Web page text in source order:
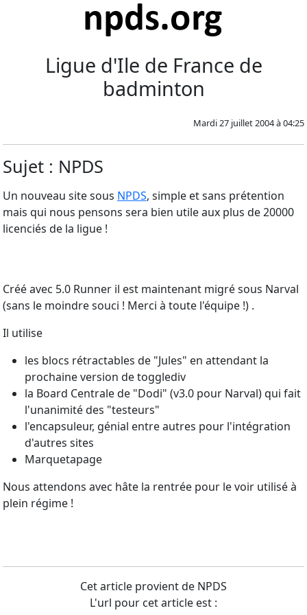
Ligue d'Ile de France de
badminton
Mardi 27 juillet 2004 à 04:25
Sujet : NPDS
Un nouveau site sous NPDS, simple et sans prétention
mais qui nous pensons sera bien utile aux plus de 20000
licenciés de la ligue !
Créé avec 5.0 Runner il est maintenant migré sous Narval
(sans le moindre souci ! Merci à toute l'équipe !) .
Il utilise
les blocs rétractables de "Jules" en attendant la
prochaine version de togglediv
la Board Centrale de "Dodi" (v3.0 pour Narval) qui fait
l'unanimité des "testeurs"
l'encapsuleur, génial entre autres pour l'intégration
d'autres sites
Marquetapage
Nous attendons avec hâte la rentrée pour le voir utilisé à
plein régime !
Cet article provient de NPDS
L'url pour cet article est :